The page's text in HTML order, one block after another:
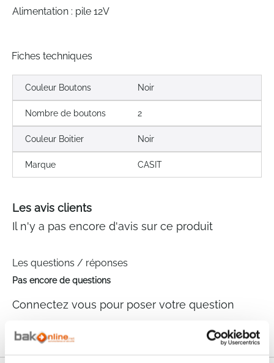
Alimentation : pile 12V
Fiches techniques
Couleur Boutons Noir
Nombre de boutons 2
Couleur Boitier Noir
Marque CASIT
Les avis clients
Il n'y a pas encore d'avis sur ce produit
Les questions / réponses
Pas encore de questions
Connectez vous pour poser votre question